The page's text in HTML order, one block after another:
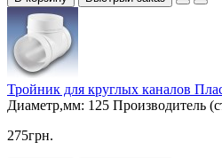
Тройник для круглых каналов
Диаметр,мм: 125 Производитель
275грн.